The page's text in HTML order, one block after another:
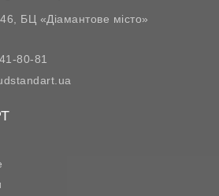
БЦ «Діамантове місто»
80-81